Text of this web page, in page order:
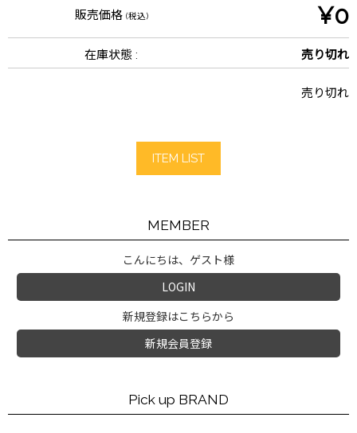
販売価格 (税込) ¥0
在庫状態 : 売り切れ
売り切れ
ITEM LIST
MEMBER
こんにちは、ゲスト様
LOGIN
新規登録はこちらから
新規会員登録
Pick up BRAND